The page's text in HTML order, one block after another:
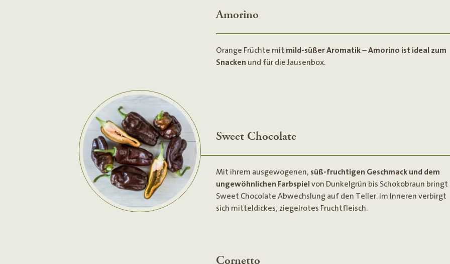
Amorino
Orange Früchte mit mild-süßer Aromatik–Amorino ist ideal zum
Snacken und für die Jausenbox.
Sweet Chocolate
Mit ihrem ausgewogenen, süß-fruchtigen Geschmack und dem
ungewöhnlichen Farbspiel von Dunkelgrün bis Schokobraun bringt
Sweet Chocolate Abwechslung auf den Teller. Im Inneren verbirgt
sich mitteldickes, ziegelrotes Fruchtfleisch.
Cornetto